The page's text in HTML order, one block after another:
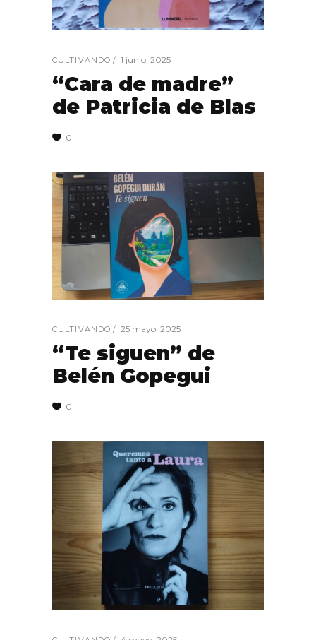
CULTIVANDO 1 junio, 2025
“Cara de madre”
de Patricia de Blas
0
CULTIVANDO 25 mayo, 2025
“Te siguen” de
Belén Gopegui
0